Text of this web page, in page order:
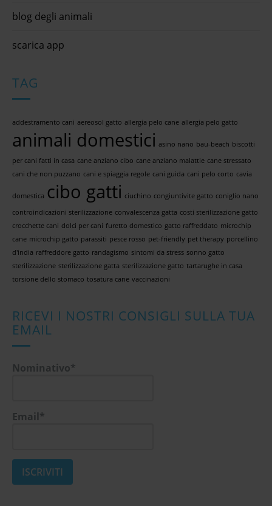
blog degli animali
scarica app
TAG
addestramento cani aereosol gatto allergia pelo cane allergia pelo gatto
animali domestici asino nano bau-beach biscotti
per cani fatti in casa cane anziano cibo cane anziano malattie cane stressato
cani che non puzzano cani e spiaggia regole cani guida cani pelo corto cavia
domestica cibo gatti ciuchino congiuntivite gatto coniglio nano
controindicazioni sterilizzazione convalescenza gatta costi sterilizzazione gatto
crocchette cani dolci per cani furetto domestico gatto raffreddato microchip
cane microchip gatto parassiti pesce rosso pet-friendly pet therapy porcellino
d'india raffreddore gatto randagismo sintomi da stress sonno gatto
sterilizzazione sterilizzazione gatta sterilizzazione gatto tartarughe in casa
torsione dello stomaco tosatura cane vaccinazioni
RICEVI I NOSTRI CONSIGLI SULLA TUA
EMAIL
Nominativo*
Email*